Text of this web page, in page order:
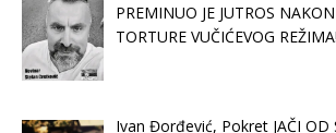
PREMINUO JE JUTROS
TORTURE VUČIĆEVOG REŽIMA!
Ivan Đorđević, Pokret JAČI OD